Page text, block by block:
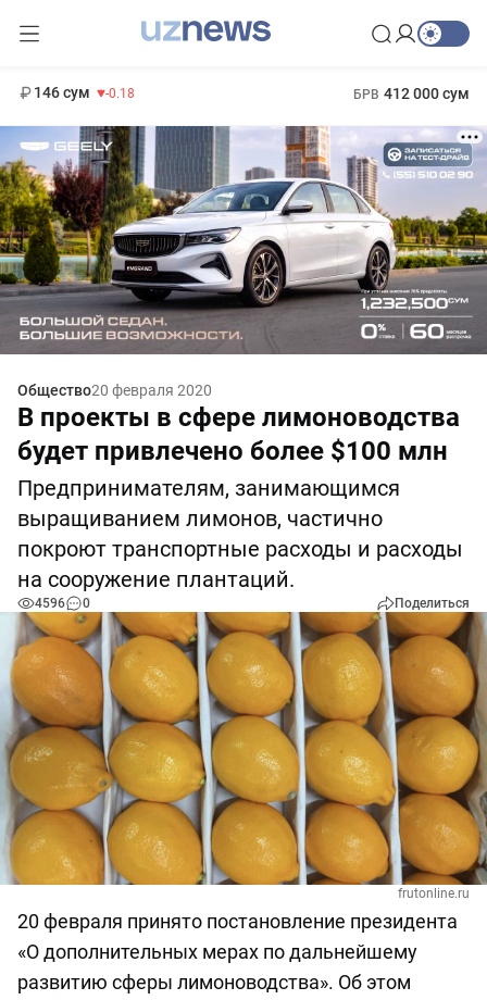
146 сум -0.18 БРВ 412 000 сум
Общество20 февраля 2020
В проекты в сфере лимоноводства
будет привлечено более $100 млн
Предпринимателям, занимающимся
выращиванием лимонов, частично
покроют транспортные расходы и расходы
на сооружение плантаций.
4596 0 Поделиться
frutonline.ru
20 февраля принято постановление президента
«О дополнительных мерах по дальнейшему
развитию сферы лимоноводства». Об этом